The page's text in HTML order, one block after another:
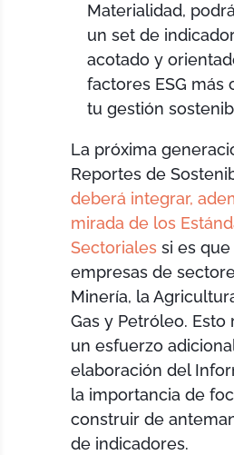
Materialidad,
un set de
acotado y
factores ESG más
tu gestión
La próxima
Reportes de
deberá integrar,
mirada de los
Sectoriales si es
empresas de
Minería, la
Gas y Petróleo. Esto
un esfuerzo
elaboración del
la importancia de
construir de
de indicadores.